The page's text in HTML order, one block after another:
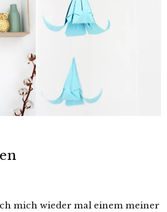
mich wieder mal einem meiner